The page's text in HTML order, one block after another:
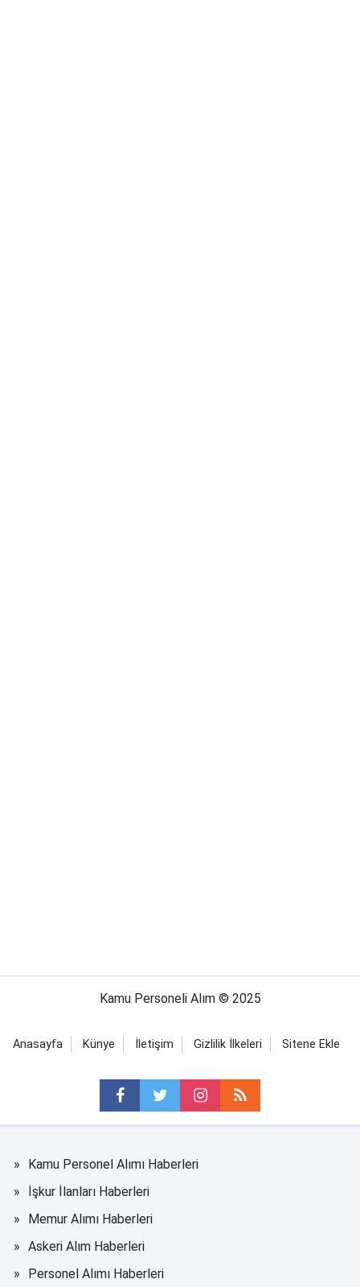
Kamu Personeli Alım © 2025
Anasayfa Künye İletişim Gizlilik İlkeleri Sitene Ekle
Kamu Personel Alımı Haberleri
İşkur İlanları Haberleri
Memur Alımı Haberleri
Askeri Alım Haberleri
Personel Alımı Haberleri